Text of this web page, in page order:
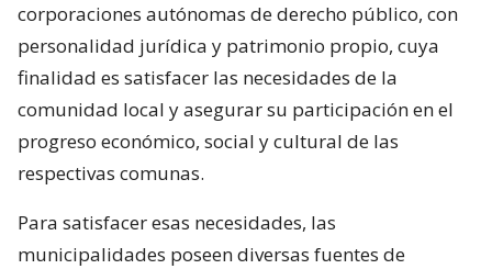
corporaciones autónomas de derecho público, con
personalidad jurídica y patrimonio propio, cuya
finalidad es satisfacer las necesidades de la
comunidad local y asegurar su participación en el
progreso económico, social y cultural de las
respectivas comunas.
Para satisfacer esas necesidades, las
municipalidades poseen diversas fuentes de